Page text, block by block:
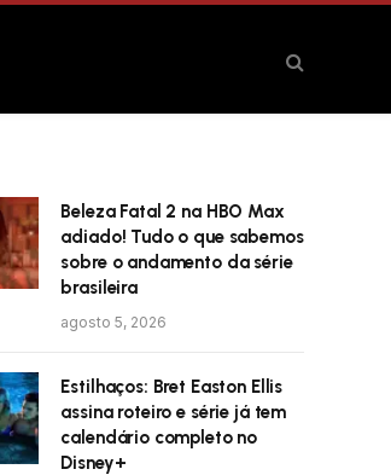
Beleza Fatal 2 na HBO Max
adiado! Tudo o que sabemos
sobre o andamento da série
brasileira
agosto 5, 2026
Estilhaços: Bret Easton Ellis
assina roteiro e série já tem
calendário completo no
Disney+